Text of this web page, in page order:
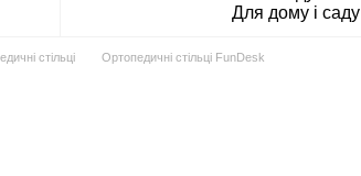
Для дому і саду
стільці Ортопедичні стільці FunDesk